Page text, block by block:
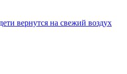
вернутся на свежий воздух